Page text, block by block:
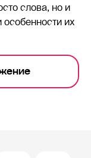
слова, но и
их